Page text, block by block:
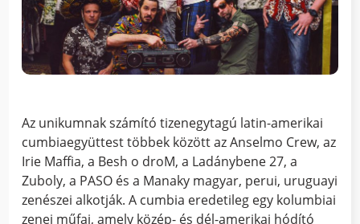
Az unikumnak számító tizenegytagú latin-amerikai
cumbiaegyüttest többek között az Anselmo Crew, az
Irie Maffia, a Besh o droM, a Ladánybene 27, a
Zuboly, a PASO és a Manaky magyar, perui, uruguayi
zenészei alkotják. A cumbia eredetileg egy kolumbiai
zenei műfaj, amely közép- és dél-amerikai hódító